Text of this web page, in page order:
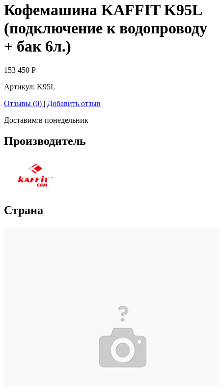
Кофемашина KAFFIT K95L
(подключение к водопроводу
+ бак 6л.)
153 450 Р
Артикул: K95L
Отзывы (0) | Добавить отзыв
Доставим:в понедельник
Производитель
Страна